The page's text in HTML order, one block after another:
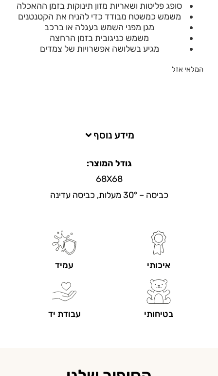
סופג פליטות ושאריות מזון תינוקות בזמן ההאכלה
משמש כמשטח מבודד כדי להניח את הקטנטנים
מגן מפני השמש בעגלה או ברכב
משמש כניגובית בזמן הרחצה
מגיע בשלושה אפשרויות של צמדים
המלאי אזל
מידע נוסף
גודל המוצר:
68X68
כביסה – 30° מעלות, כביסה עדינה
איכותי עמיד
בטיחותי עבודת יד